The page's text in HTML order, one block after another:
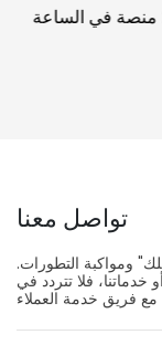
خط تعبئة منصات نقالة عالي الكفاءة، 25 منصة في الساعة
تواصل معنا
ومواكبة التطورات.
فلا تتردد في